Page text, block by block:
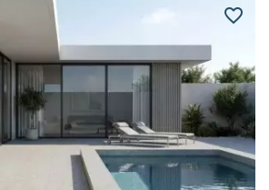
favorite_border